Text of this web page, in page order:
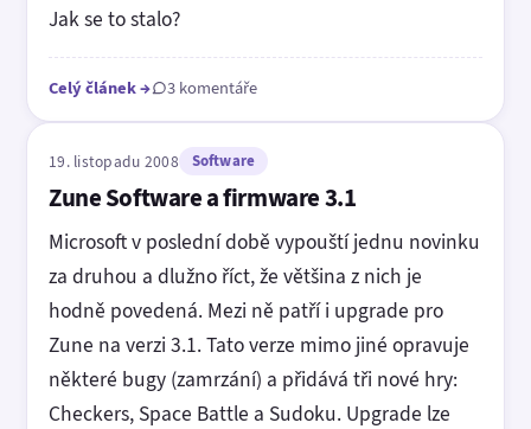
Jak se to stalo?
Celý článek→ 3 komentáře
19. listopadu 2008 Software
Zune Software a firmware 3.1
Microsoft v poslední době vypouští jednu novinku
za druhou a dlužno říct, že většina z nich je
hodně povedená. Mezi ně patří i upgrade pro
Zune na verzi 3.1. Tato verze mimo jiné opravuje
některé bugy (zamrzání) a přidává tři nové hry:
Checkers, Space Battle a Sudoku. Upgrade lze